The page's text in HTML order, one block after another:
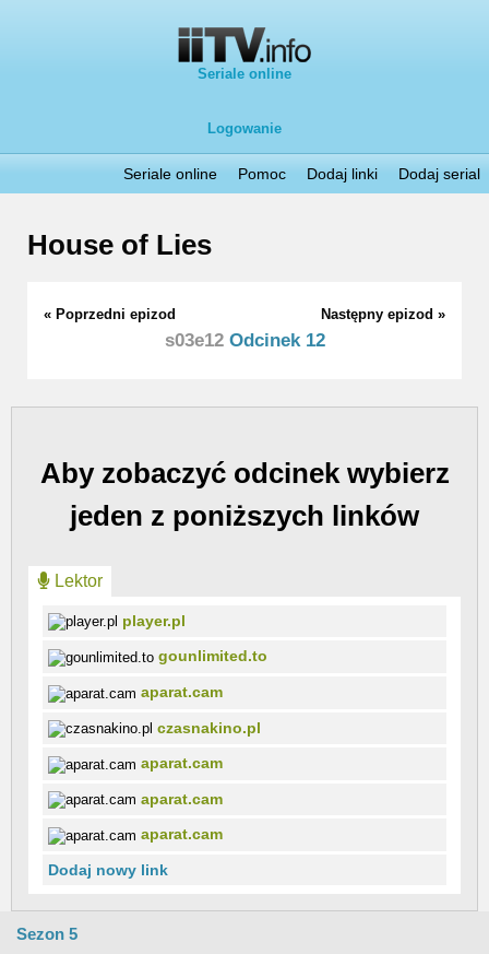
Seriale online
Logowanie
Seriale online Pomoc Dodaj linki Dodaj serial
House of Lies
« Poprzedni epizod Następny epizod »
s03e12Odcinek 12
Aby zobaczyć odcinek wybierz
jeden z poniższych linków
Lektor
player.pl
gounlimited.to
aparat.cam
czasnakino.pl
aparat.cam
aparat.cam
aparat.cam
Dodaj nowy link
Sezon 5